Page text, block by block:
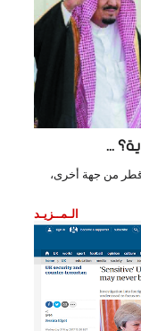
...
وقطر من جهة أخرى،
الـمــزيـد